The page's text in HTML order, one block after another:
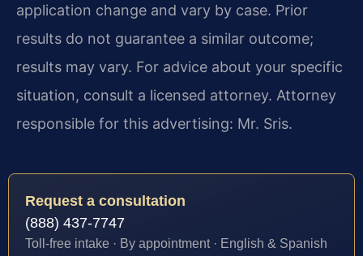
application change and vary by case. Prior
results do not guarantee a similar outcome;
results may vary. For advice about your specific
situation, consult a licensed attorney. Attorney
responsible for this advertising: Mr. Sris.
Request a consultation
(888) 437-7747
Toll-free intake · By appointment · English & Spanish